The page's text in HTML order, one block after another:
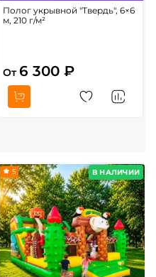
Полог укрывной "Твердь", 6×6
м, 210 г/м²
От 6 300 ₽
В НАЛИЧИИ
5